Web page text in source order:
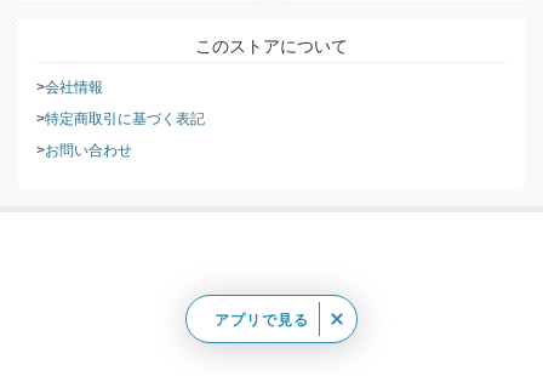
会社情報
特定商取引に基づく表記
アプリで見る